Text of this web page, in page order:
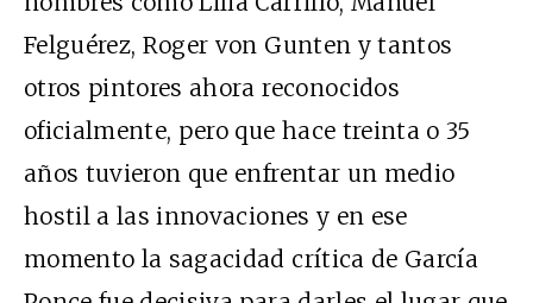
Felguérez, Roger von Gunten y tantos
otros pintores ahora reconocidos
oficialmente, pero que hace treinta o 35
años tuvieron que enfrentar un medio
hostil a las innovaciones y en ese
momento la sagacidad crítica de García